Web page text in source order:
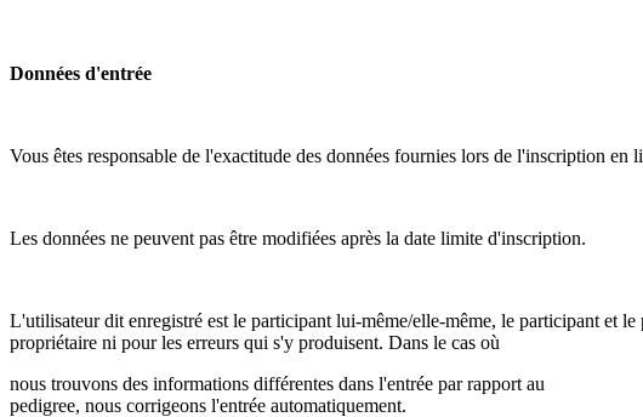
Données d'entrée
Vous êtes responsable de l'exactitude des données fournies lors de l'inscription en
Les données ne peuvent pas être modifiées après la date limite d'inscription.
L'utilisateur dit enregistré est le participant lui-même/elle-même, le participant et le
propriétaire ni pour les erreurs qui s'y produisent. Dans le cas où
nous trouvons des informations différentes dans l'entrée par rapport au
pedigree, nous corrigeons l'entrée automatiquement.